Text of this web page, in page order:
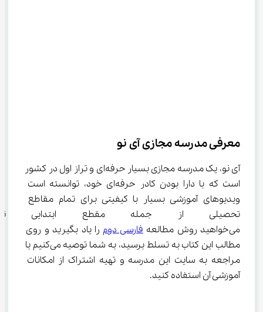
معرفی مدرسه مجازی آی نو
آی‌ نو، یک مدرسه مجازی بسیار حرفه‌ای و تراز اول در کشور
است که با دارا بودن کادر حرفه‌ای خود، توانسته است
ویدیوهای آموزشی بسیار با کیفیتی برای تمام مقاطع
تحصیلی از جمله مقطع
می‌خواهید روش مطالعه
فارسی دوم را یاد بگیرید و روی
مطالب این کتاب به تسلط برسید، به شما توصیه می‌کنیم با
مراجعه به سایت این مدرسه و تهیه اشتراک از امکانات
آموزشی آن استفاده کنید.